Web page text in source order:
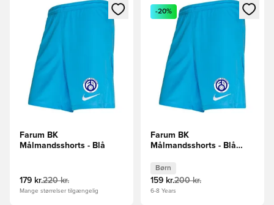
Åbner en Modal til at logge ind eller tilmelde dig som
Farum BK
Målmandsshorts - Blå
179 kr.220 kr.
Mange størrelser tilgængelig
Åbner en Modal til at logge
-20%
Farum BK
Målmandsshorts - Blå
Børn
159 kr.200 kr.
6-8 Years